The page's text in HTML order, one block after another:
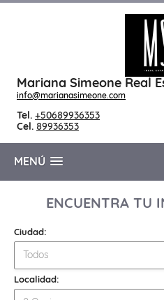
Mariana Simeone Real
info@marianasimeone.com
Tel. +50689936353
Cel. 89936353
MENÚ
ENCUENTRA TU
Ciudad:
Todos
Localidad: